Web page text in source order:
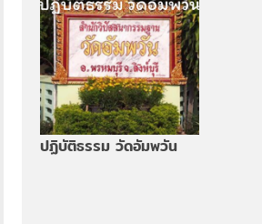
ปฏิบัติธรรม วัดอัมพวัน